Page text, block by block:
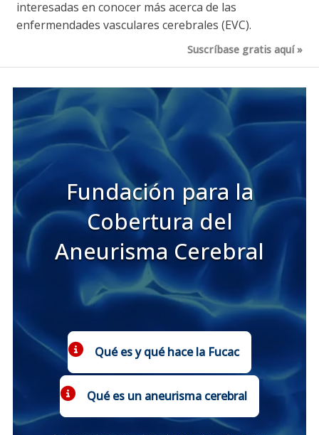
interesadas en conocer más acerca de las
enfermendades vasculares cerebrales (EVC).
Suscríbase gratis aquí
Fundación para la
Cobertura del
Aneurisma Cerebral
Qué es y qué hace la Fucac
Qué es un aneurisma cerebral